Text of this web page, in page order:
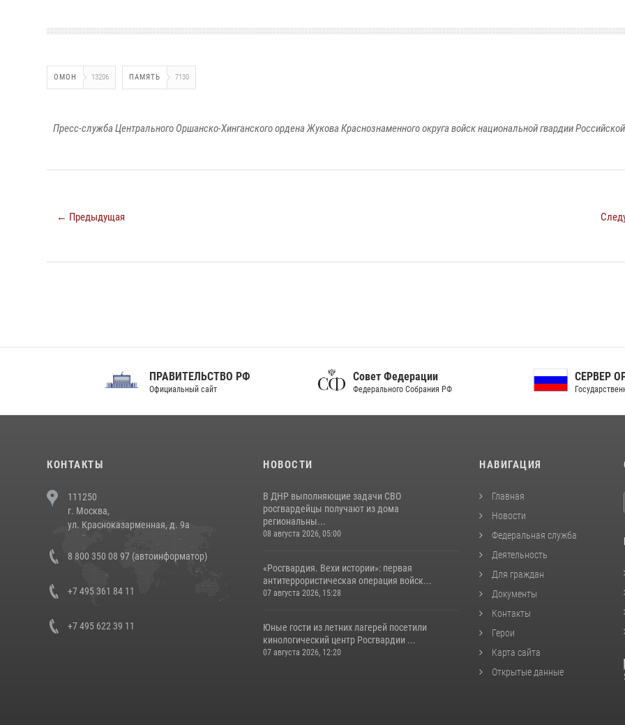
ОМОН 13206 ПАМЯТЬ 7130
Пресс-служба Центрального Оршанско-Хинганского ордена Жукова Краснознаменного округа войск национальной гвардии
← Предыдущая
ПРАВИТЕЛЬСТВО РФ
Официальный сайт
Совет Федерации
Федерального Собрания РФ
СЕРВЕР ОРГАНОВ
Государственной власти РФ
КОНТАКТЫ
111250
г. Москва,
ул. Красноказарменная, д. 9а
8 800 350 08 97 (автоинформатор)
+7 495 361 84 11
+7 495 622 39 11
НОВОСТИ
В ДНР выполняющие задачи СВО
росгвардейцы получают из дома
региональны...
08 августа 2026, 05:00
«Росгвардия. Вехи истории»: первая
антитеррористическая операция войск...
07 августа 2026, 15:28
Юные гости из летних лагерей посетили
кинологический центр Росгвардии ...
07 августа 2026, 12:20
НАВИГАЦИЯ
Главная
Новости
Федеральная служба
Деятельность
Для граждан
Документы
Контакты
Герои
Карта сайта
Открытые данные